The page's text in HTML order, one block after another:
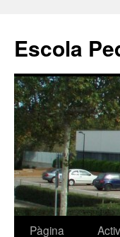
Escola
Vés
Pàgina